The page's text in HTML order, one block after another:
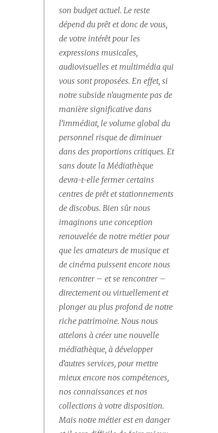
son budget actuel. Le reste
dépend du prêt et donc de vous,
de votre intérêt pour les
expressions musicales,
audiovisuelles et multimédia qui
vous sont proposées. En effet, si
notre subside n’augmente pas de
manière significative dans
l’immédiat, le volume global du
personnel risque de diminuer
dans des proportions critiques. Et
sans doute la Médiathèque
devra-t-elle fermer certains
centres de prêt et stationnements
de discobus. Bien sûr nous
imaginons une conception
renouvelée de notre métier pour
que les amateurs de musique et
de cinéma puissent encore nous
rencontrer – et se rencontrer –
directement ou virtuellement et
plonger au plus profond de notre
riche patrimoine. Nous nous
attelons à créer une nouvelle
médiathèque, à développer
d’autres services, pour mettre
mieux encore nos compétences,
nos connaissances et nos
collections à votre disposition.
Mais notre métier est en danger